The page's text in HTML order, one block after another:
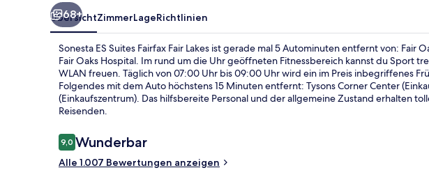
68+
ÜbersichtZimmerLageRichtlinien
Sonesta ES Suites Fairfax Fair Lakes ist gerade mal 5 Autominuten entfernt von: Fair
Fair Oaks Hospital. Im rund um die Uhr geöffneten Fitnessbereich kannst du Sport
WLAN freuen. Täglich von 07:00 Uhr bis 09:00 Uhr wird ein im Preis inbegriffenes
Folgendes mit dem Auto höchstens 15 Minuten entfernt: Tysons Corner Center
(Einkaufszentrum). Das hilfsbereite Personal und der allgemeine Zustand erhalten
Reisenden.
Bewertungen
9,09,0 von 10.
Wunderbar
Alle 1.007 Bewertungen anzeigen